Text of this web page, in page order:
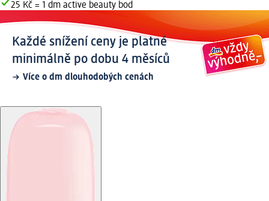
25 Kč = 1 dm active beauty bod
Každé snížení ceny je platné
minimálně po dobu 4 měsíců
Více o dm dlouhodobých cenách